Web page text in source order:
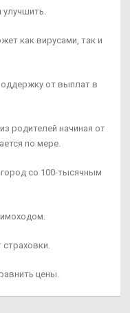
как вирусами, так и
от выплат в
родителей начиная от
по мере.
со 100-тысячным
цены.